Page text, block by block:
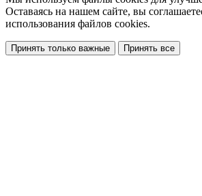
Оставаясь на нашем сайте, вы
использования файлов cookies.
Принять только важные Принять все